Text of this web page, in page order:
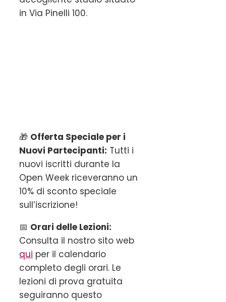
in Via Pinelli 100.
🎁 Offerta Speciale per i
Nuovi Partecipanti: Tutti i
nuovi iscritti durante la
Open Week riceveranno un
10% di sconto speciale
sull’iscrizione!
📅 Orari delle Lezioni:
Consulta il nostro sito web
qui per il calendario
completo degli orari. Le
lezioni di prova gratuita
seguiranno questo